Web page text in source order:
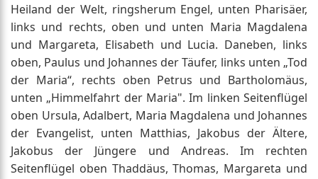
Heiland der Welt, ringsherum Engel, unten Pharisäer,
links und rechts, oben und unten Maria Magdalena
und Margareta, Elisabeth und Lucia. Daneben, links
oben, Paulus und Johannes der Täufer, links unten „Tod
der Maria“, rechts oben Petrus und Bartholomäus,
unten „Himmelfahrt der Maria". Im linken Seitenflügel
oben Ursula, Adalbert, Maria Magdalena und Johannes
der Evangelist, unten Matthias, Jakobus der Ältere,
Jakobus der Jüngere und Andreas. Im rechten
Seitenflügel oben Thaddäus, Thomas, Margareta und